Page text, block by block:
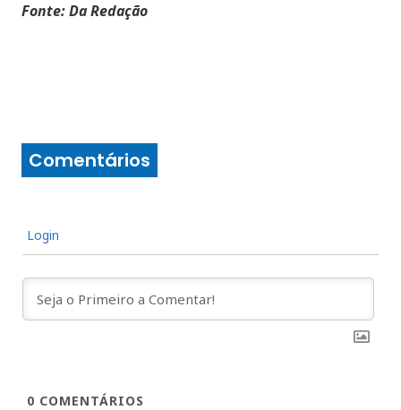
Fonte: Da Redação
Comentários
Login
0 COMENTÁRIOS